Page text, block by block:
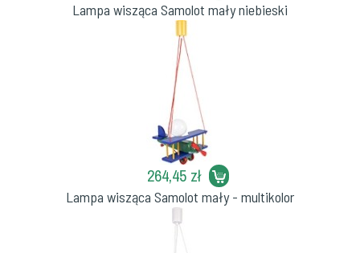
Lampa wisząca Samolot mały niebieski
264,45 zł
Lampa wisząca Samolot mały - multikolor